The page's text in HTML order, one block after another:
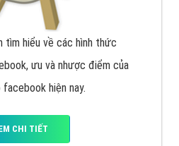
tìm hiểu về các hình thức
ưu và nhược điểm của
facebook hiện nay.
CHI TIẾT